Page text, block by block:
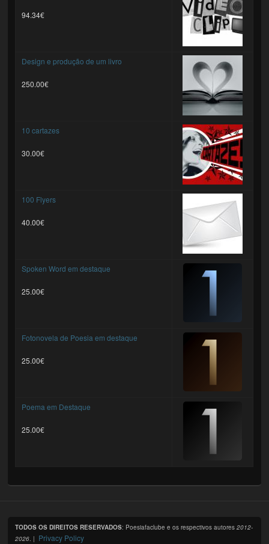
94.34€
Design e produção de um livro
250.00€
10 cartazes
30.00€
100 Flyers
40.00€
Spoken Word em destaque
25.00€
Fotonovela de Poesia em destaque
25.00€
Poema em Destaque
25.00€
TODOS OS DIREITOS RESERVADOS: Poesiafaclube e os respectivos autores2012-
2026. | Privacy Policy